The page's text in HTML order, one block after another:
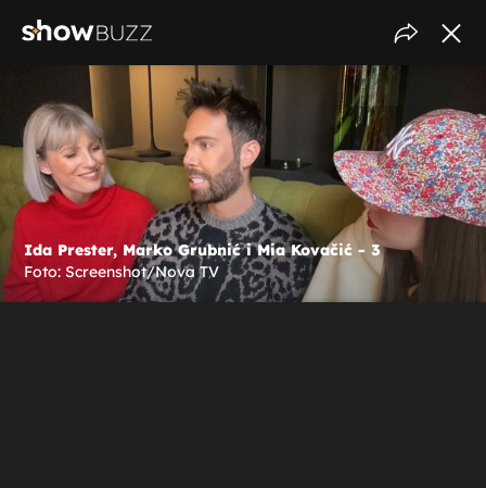
Ida Prester, Marko Grubnić i Mia Kovačić - 3
Foto: Screenshot/Nova TV